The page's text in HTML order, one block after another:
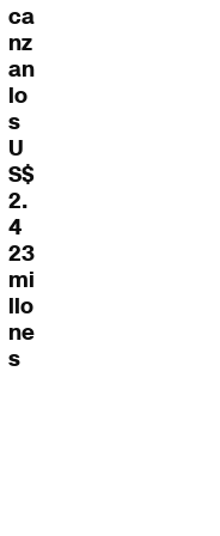
ca
nz
an
lo
s
U
S$
2.
4
23
mi
llo
ne
s